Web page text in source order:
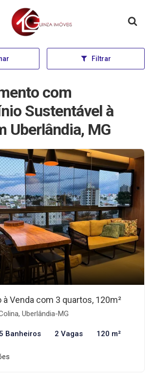
Página inicial
Filtrar
com
Sustentável à
Uberlândia, MG
Venda com 3 quartos, 120m²
Uberlândia-MG
Banheiros 2 Vagas 120 m²